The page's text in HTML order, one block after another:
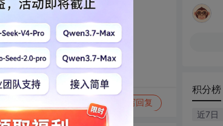
写回复
积分榜
近7日